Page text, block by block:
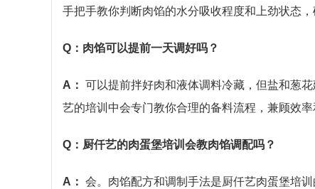
手把手教你判断肉馅的水分吸收程度和上劲状态，
Q：肉馅可以提前一天调好吗？
A： 可以提前拌好肉和液体调料冷藏，但盐和葱
艺的培训中会专门教你合理的备料流程，兼顾效率
Q：厨仟艺的肉蛋堡培训会教肉馅调配吗？
A： 会。肉馅配方和调制手法是厨仟艺肉蛋堡培